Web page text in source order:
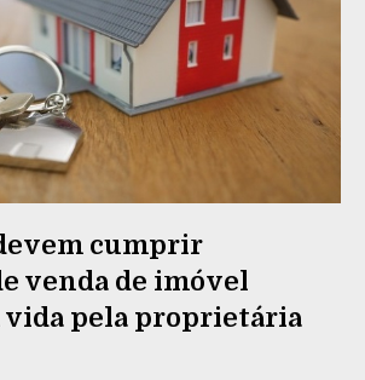
cumprir
venda de imóvel
vida pela proprietária